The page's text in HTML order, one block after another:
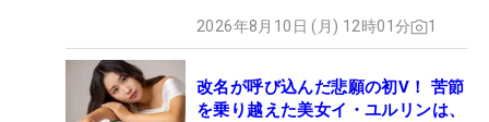
2026年8月10日 (月) 12時01分 1
改名が呼び込んだ悲願の初V！ 苦節
を乗り越えた美女イ・ユルリンは、